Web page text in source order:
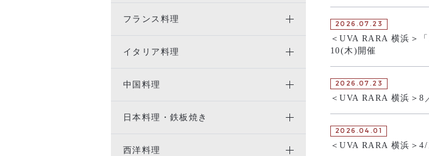
2026.07.23
＜UVA RARA 横浜＞
10(木)開催
2026.07.23
＜UVA RARA 横浜＞8
2026.04.01
＜UVA RARA 横浜＞
フランス料理
イタリア料理
中国料理
日本料理・鉄板焼き
西洋料理